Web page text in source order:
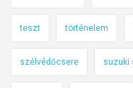
teszt történelem
szélvédőcsere suzuki